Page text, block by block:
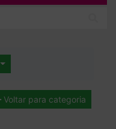
Voltar para categoria